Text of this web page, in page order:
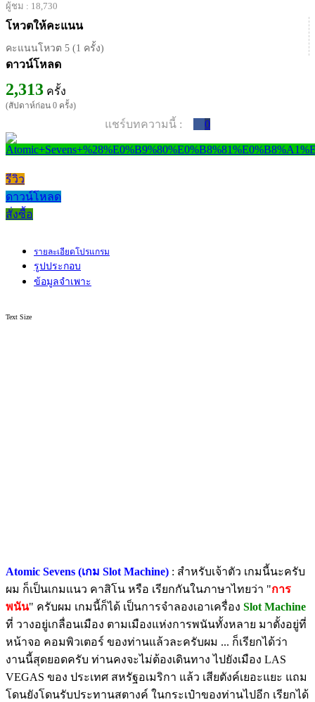
ผู้ชม : 18,730
โหวตให้คะแนน
คะแนนโหวต 5 (1 ครั้ง)
ดาวน์โหลด
2,313 ครั้ง
(สัปดาห์ก่อน 0 ครั้ง)
แชร์บทความนี้ : 0
รีวิว
ดาวน์โหลด
สั่งซื้อ
รายละเอียดโปรแกรม
รูปประกอบ
ข้อมูลจำเพาะ
Text Size
Atomic Sevens (เกม Slot Machine) : สำหรับเจ้าตัว เกมนี้นะครับ
ผม ก็เป็นเกมแนว คาสิโน หรือ เรียกกันในภาษาไทยว่า "การ
พนัน" ครับผม เกมนี้ก็ได้ เป็นการจำลองเอาเครื่อง Slot Machine
ที่ วางอยู่เกลื่อนเมือง ตามเมืองแห่งการพนันทั้งหลาย มาตั้งอยู่ที่
หน้าจอ คอมพิวเตอร์ ของท่านแล้วละครับผม ... ก็เรียกได้ว่า
งานนี้สุดยอดครับ ท่านคงจะไม่ต้องเดินทาง ไปยังเมือง LAS
VEGAS ของ ประเทศ สหรัฐอเมริกา แล้ว เสียตังค์เยอะแยะ แถม
โดนยังโดนรับประทานสตางค์ ในกระเป๋าของท่านไปอีก เรียกได้